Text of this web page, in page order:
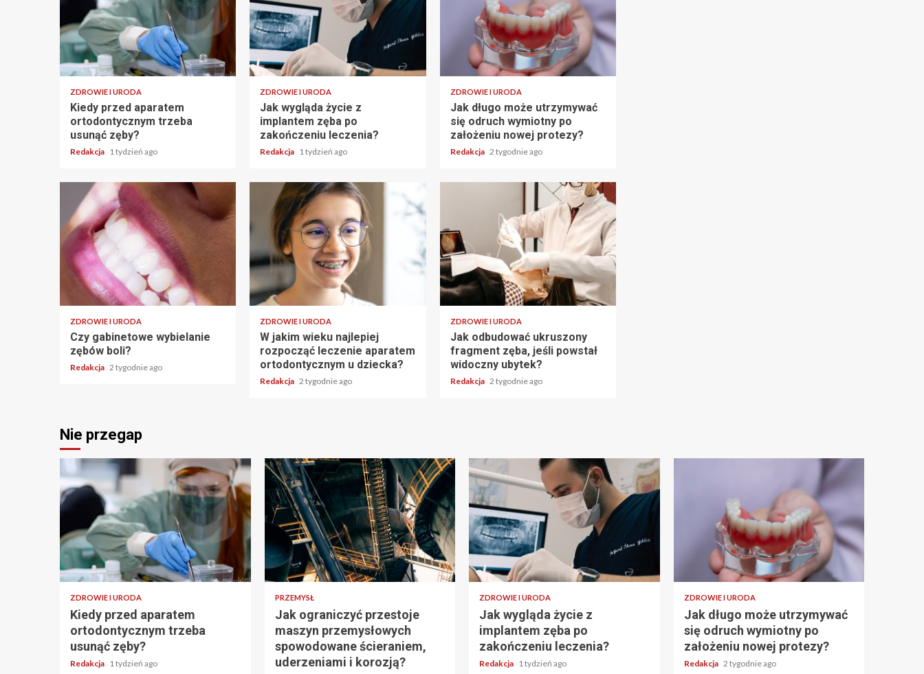
ZDROWIE I URODA
Kiedy przed aparatem
ortodontycznym trzeba
usunąć zęby?
Redakcja 1 tydzień ago
ZDROWIE I URODA
Jak wygląda życie z
implantem zęba po
zakończeniu leczenia?
Redakcja 1 tydzień ago
ZDROWIE I URODA
Jak długo może utrzymywać
się odruch wymiotny po
założeniu nowej protezy?
Redakcja 2 tygodnie ago
ZDROWIE I URODA
Czy gabinetowe wybielanie
zębów boli?
Redakcja 2 tygodnie ago
ZDROWIE I URODA
W jakim wieku najlepiej
rozpocząć leczenie aparatem
ortodontycznym u dziecka?
Redakcja 2 tygodnie ago
ZDROWIE I URODA
Jak odbudować ukruszony
fragment zęba, jeśli powstał
widoczny ubytek?
Redakcja 2 tygodnie ago
Nie przegap
ZDROWIE I URODA
Kiedy przed aparatem
ortodontycznym trzeba
usunąć zęby?
Redakcja 1 tydzień ago
PRZEMYSŁ
Jak ograniczyć przestoje
maszyn przemysłowych
spowodowane ścieraniem,
uderzeniami i korozją?
ZDROWIE I URODA
Jak wygląda życie z
implantem zęba po
zakończeniu leczenia?
Redakcja 1 tydzień ago
ZDROWIE I URODA
Jak długo może utrzymywać
się odruch wymiotny po
założeniu nowej protezy?
Redakcja 2 tygodnie ago